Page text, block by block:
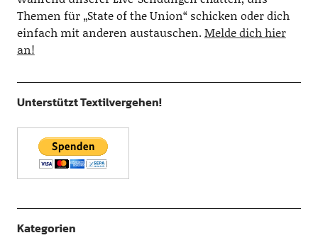
Themen für „State of the Union“ schicken oder dich
einfach mit anderen austauschen.Melde dich hier
an!
Unterstützt Textilvergehen!
Kategorien